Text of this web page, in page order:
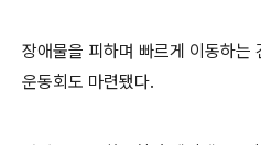
장애물을 피하며 빠르게 이동하는
운동회도 마련됐다.